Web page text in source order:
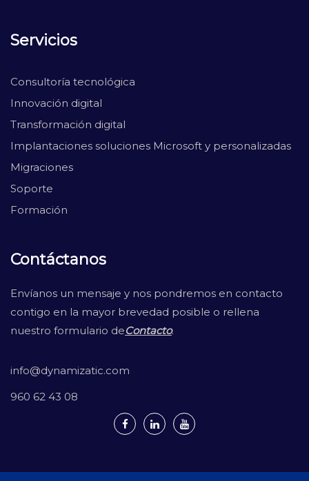
Servicios
Consultoría tecnológica
Innovación digital
Transformación digital
Implantaciones soluciones Microsoft y personalizadas
Migraciones
Soporte
Formación
Contáctanos
Envíanos un mensaje y nos pondremos en contacto
contigo en la mayor brevedad posible o rellena
nuestro formulario deContacto.
info@dynamizatic.com
960 62 43 08